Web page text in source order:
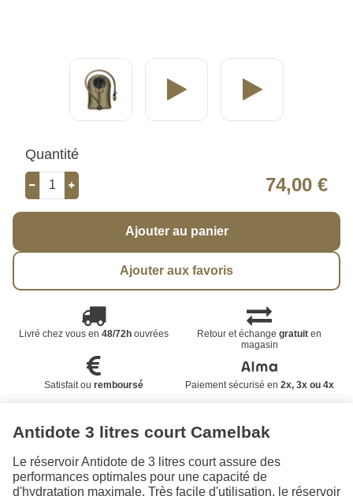
Quantité
74,00 €
Ajouter au panier
Ajouter aux favoris
Livré chez vous en 48/72houvrées Retour et échangegratuit en
magasin
Satisfait ou remboursé Paiement sécurisé en 2x, 3x ou 4x
Antidote 3 litres court Camelbak
Le réservoir Antidote de 3 litres court assure des
performances optimales pour une capacité de
d'hydratation maximale. Très facile d'utilisation, le réservoir